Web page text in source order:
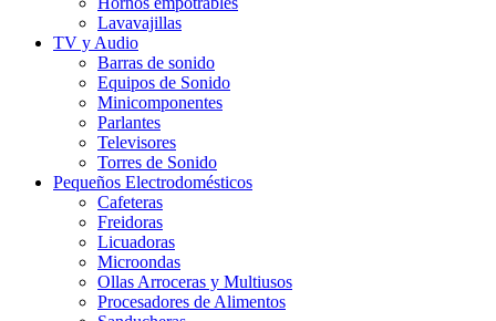
Lavavajillas
TV y Audio
Barras de sonido
Equipos de Sonido
Minicomponentes
Parlantes
Televisores
Torres de Sonido
Pequeños Electrodomésticos
Cafeteras
Freidoras
Licuadoras
Microondas
Ollas Arroceras y Multiusos
Procesadores de Alimentos